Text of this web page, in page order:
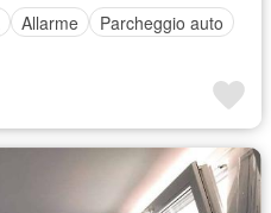
Allarme
Parcheggio auto